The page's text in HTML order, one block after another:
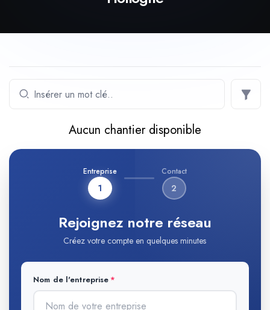
Aucun chantier disponible
Entreprise
1
Contact
2
Rejoignez notre réseau
Créez votre compte en quelques minutes
Nom de l'entreprise